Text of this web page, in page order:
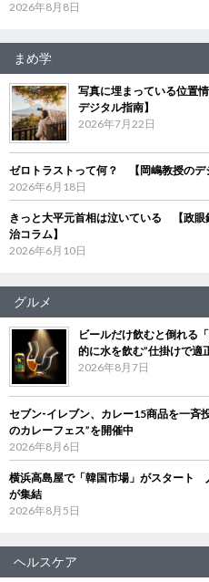
2026年8月8日
まめ学
写真に埋まっている位置
デジタル指南】
2026年7月22日
ゼロトラストって何？ 【岡嶋教授のデ
2026年6月18日
きっと大平元首相は泣いている 【政眼
治コラム】
2026年6月10日
グルメ
ビールだけ飲むと倒れる
的に水を飲む”仕掛けで適
2026年8月7日
セブン‐イレブン、カレー15商品を一
のカレーフェス”を開催中
2026年8月6日
横浜高島屋で「韓国市場」がスタート
が集結
2026年8月5日
ヘルスケア